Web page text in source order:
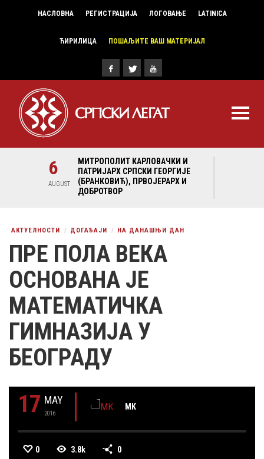
НАСЛОВНА РЕГИСТРАЦИЈА ЛОГОВАЊЕ LATINICA
ЋИРИЛИЦА ПОШАЉИТЕ ВАШ МАТЕРИЈАЛ
6
AUGUST
МИТРОПОЛИТ КАРЛОВАЧКИ И
ПАТРИЈАРХ СРПСКИ ГЕОРГИЈЕ
(БРАНКОВИЋ), ПРВОЈЕРАРХ И
ДОБРОТВОР
АКТУЕЛНОСТИ ДОГАЂАЈИ НА ДАНАШЊИ ДАН
ПРЕ ПОЛА ВЕКА
ОСНОВАНА ЈЕ
МАТЕМАТИЧКА
ГИМНАЗИЈА У
БЕОГРАДУ
17 MAY
2016
MK
0 3.8k 0